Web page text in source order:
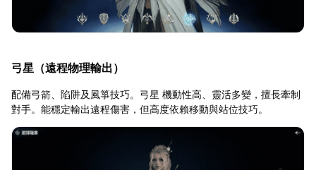
弓星（遠程物理輸出）
配備弓箭、陷阱及風箏技巧。弓星 機動性高、靈活多變，擅長牽制
對手。能穩定輸出遠程傷害，但高度依賴移動與站位技巧。